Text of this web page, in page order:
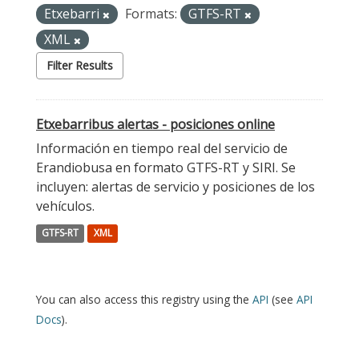
Etxebarri
Formats:
GTFS-RT
XML
Filter Results
Etxebarribus alertas - posiciones online
Información en tiempo real del servicio de
Erandiobusa en formato GTFS-RT y SIRI. Se
incluyen: alertas de servicio y posiciones de los
vehículos.
GTFS-RT XML
You can also access this registry using the API (see API
Docs).